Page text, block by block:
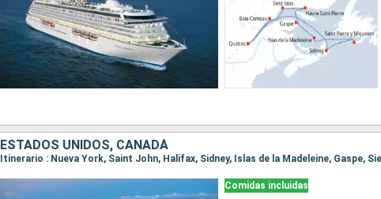
ESTADOS UNIDOS, CANADÁ
Comidas incluidas